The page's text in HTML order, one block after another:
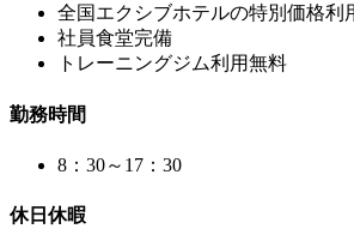
全国エクシブホテルの特別価格利
社員食堂完備
トレーニングジム利用無料
勤務時間
8：30～17：30
休日休暇